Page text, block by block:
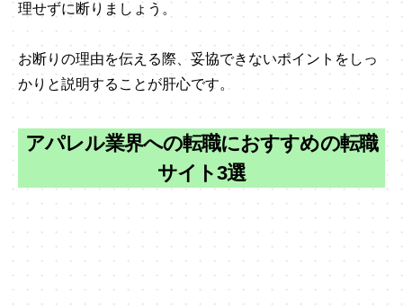
理せずに断りましょう。
お断りの理由を伝える際、妥協できないポイントをしっ
かりと説明することが肝心です。
アパレル業界への転職におすすめの転職
サイト3選